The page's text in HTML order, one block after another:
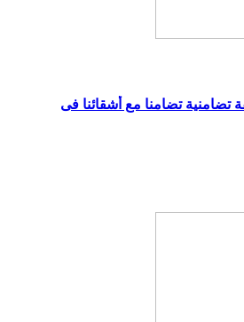
تضامنية تضامنا مع أشقائنا فى